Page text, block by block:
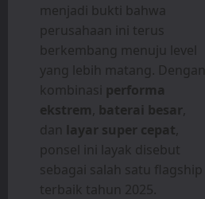
menjadi bukti bahwa
perusahaan ini terus
berkembang menuju level
yang lebih matang. Dengan
kombinasi performa
ekstrem, baterai besar,
dan layar super cepat,
ponsel ini layak disebut
sebagai salah satu flagship
terbaik tahun 2025.